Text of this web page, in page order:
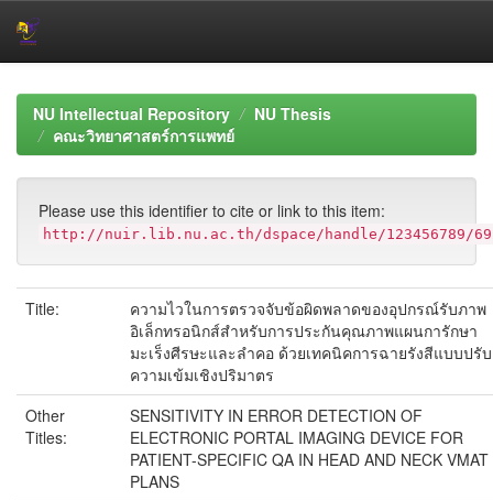
navigationNU Intellectual Repository
NU Thesis
คณะวิทยาศาสตร์การแพทย์
Please use this identifier to cite or link to this item:
http://nuir.lib.nu.ac.th/dspace/handle/123456789/
Title:
ความไวในการตรวจจับข้อผิดพลาดของอุปกรณ์รับภาพ
อิเล็กทรอนิกส์สำหรับการประกันคุณภาพแผนการักษา
มะเร็งศีรษะและลำคอ ด้วยเทคนิคการฉายรังสีแบบปรับ
ความเข้มเชิงปริมาตร
Other
Titles:
SENSITIVITY IN ERROR DETECTION OF
ELECTRONIC PORTAL IMAGING DEVICE FOR
PATIENT-SPECIFIC QA IN HEAD AND NECK VMAT
PLANS